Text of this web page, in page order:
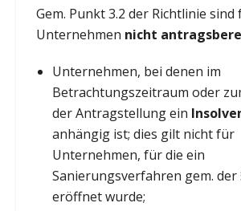
Gem. Punkt 3.2 der Richtlinie sind
Unternehmen nicht
Unternehmen, bei denen im
Betrachtungszeitraum oder
der Antragstellung ein
anhängig ist; dies gilt nicht für
Unternehmen, für die ein
Sanierungsverfahren gem. der
eröffnet wurde;